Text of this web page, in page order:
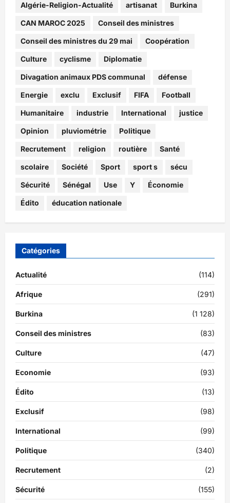
Algérie-Religion-Actualité artisanat Burkina
CAN MAROC 2025 Conseil des ministres
Conseil des ministres du 29 mai Coopération
Culture cyclisme Diplomatie
Divagation animaux PDS communal défense
Energie exclu Exclusif FIFA Football
Humanitaire industrie International justice
Opinion pluviométrie Politique
Recrutement religion routière Santé
scolaire Société Sport sport s sécu
Sécurité Sénégal Use Y Économie
Édito éducation nationale
Catégories
Actualité (114)
Afrique (291)
Burkina (1 128)
Conseil des ministres (83)
Culture (47)
Economie (93)
Édito (13)
Exclusif (98)
International (99)
Politique (340)
Recrutement (2)
Sécurité (155)